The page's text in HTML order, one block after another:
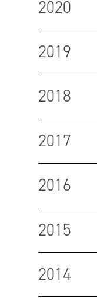
2020
2019
2018
2017
2016
2015
2014